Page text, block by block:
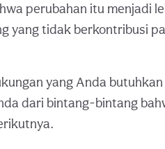
perubahan itu menjadi
yang tidak berkontribusi
yang Anda
dari bintang-bintang